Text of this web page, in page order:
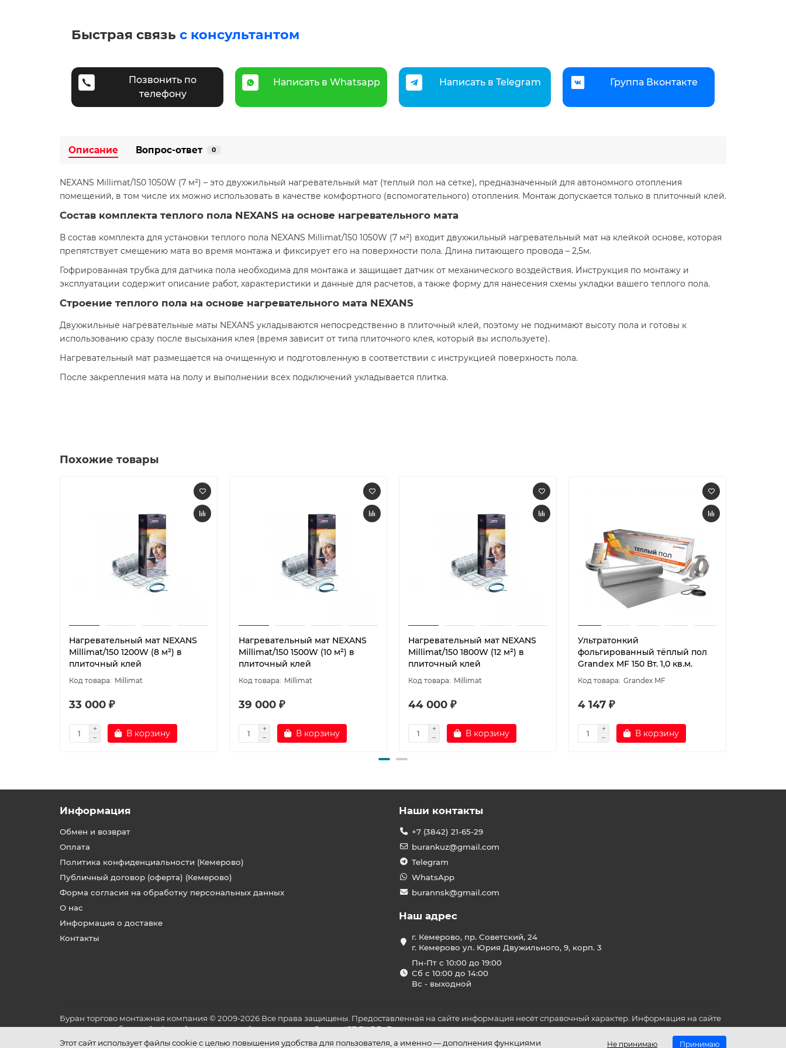
Быстрая связь с консультантом
Позвонить по
телефону
Написать в Whatsapp Написать в Telegram Группа Вконтакте
Описание Вопрос-ответ 0
NEXANS Millimat/150 1050W (7 м²) – это двухжильный нагревательный мат (теплый пол на сетке), предназначенный для автономного отопления
помещений, в том числе их можно использовать в качестве комфортного (вспомогательного) отопления. Монтаж допускается только в плиточный клей.
Состав комплекта теплого пола NEXANS на основе нагревательного мата
В состав комплекта для установки теплого пола NEXANS Millimat/150 1050W (7 м²) входит двухжильный нагревательный мат на клейкой основе, которая
препятствует смещению мата во время монтажа и фиксирует его на поверхности пола. Длина питающего провода – 2,5м.
Гофрированная трубка для датчика пола необходима для монтажа и защищает датчик от механического воздействия. Инструкция по монтажу и
эксплуатации содержит описание работ, характеристики и данные для расчетов, а также форму для нанесения схемы укладки вашего теплого пола.
Строение теплого пола на основе нагревательного мата NEXANS
Двухжильные нагревательные маты NEXANS укладываются непосредственно в плиточный клей, поэтому не поднимают высоту пола и готовы к
использованию сразу после высыхания клея (время зависит от типа плиточного клея, который вы используете).
Нагревательный мат размещается на очищенную и подготовленную в соответствии с инструкцией поверхность пола.
После закрепления мата на полу и выполнении всех подключений укладывается плитка.
Похожие товары
Нагревательный мат NEXANS
Millimat/150 1200W (8 м²) в
плиточный клей
Millimat
33 000 ₽
В корзину
Нагревательный мат NEXANS
Millimat/150 1500W (10 м²) в
плиточный клей
Millimat
39 000 ₽
В корзину
Нагревательный мат NEXANS
Millimat/150 1800W (12 м²) в
плиточный клей
Millimat
44 000 ₽
В корзину
Ультратонкий
фольгированный тёплый пол
Grandex MF 150 Вт. 1,0 кв.м.
Grandex MF
4 147 ₽
В корзину
Этот сайт использует файлы cookie с целью повышения удобства для пользователя, а именно — дополнения функциями Не принимаю Принимаю
Информация
Обмен и возврат
Оплата
Политика конфиденциальности (Кемерово)
Публичный договор (оферта) (Кемерово)
Форма согласия на обработку персональных данных
О нас
Информация о доставке
Контакты
Наши контакты
+7 (3842) 21-65-29
burankuz@gmail.com
Telegram
WhatsApp
burannsk@gmail.com
Наш адрес
г. Кемерово, пр. Советский, 24
г. Кемерово ул. Юрия Двужильного, 9, корп. 3
Пн-Пт с 10:00 до 19:00
Сб с 10:00 до 14:00
Вс - выходной
Буран торгово монтажная компания © 2009-2026 Все права защищены. Предоставленная на сайте информация несёт справочный характер. Информация на сайте
не является публичной офертой, определяемой положениями Статьи 437 ГК РФ. До оплаты товара удостоверьтесь во всех для вас важных характеристиках в товаре
и условиях его эксплуатации.